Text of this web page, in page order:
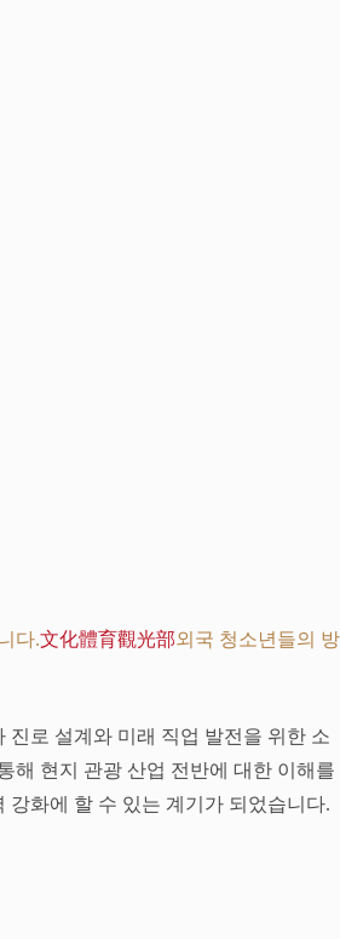
다.文化體育觀光部외국 청소년들의 방
로 설계와 미래 직업 발전을 위한 소
해 현지 관광 산업 전반에 대한 이해를
화에 할 수 있는 계기가 되었습니다.